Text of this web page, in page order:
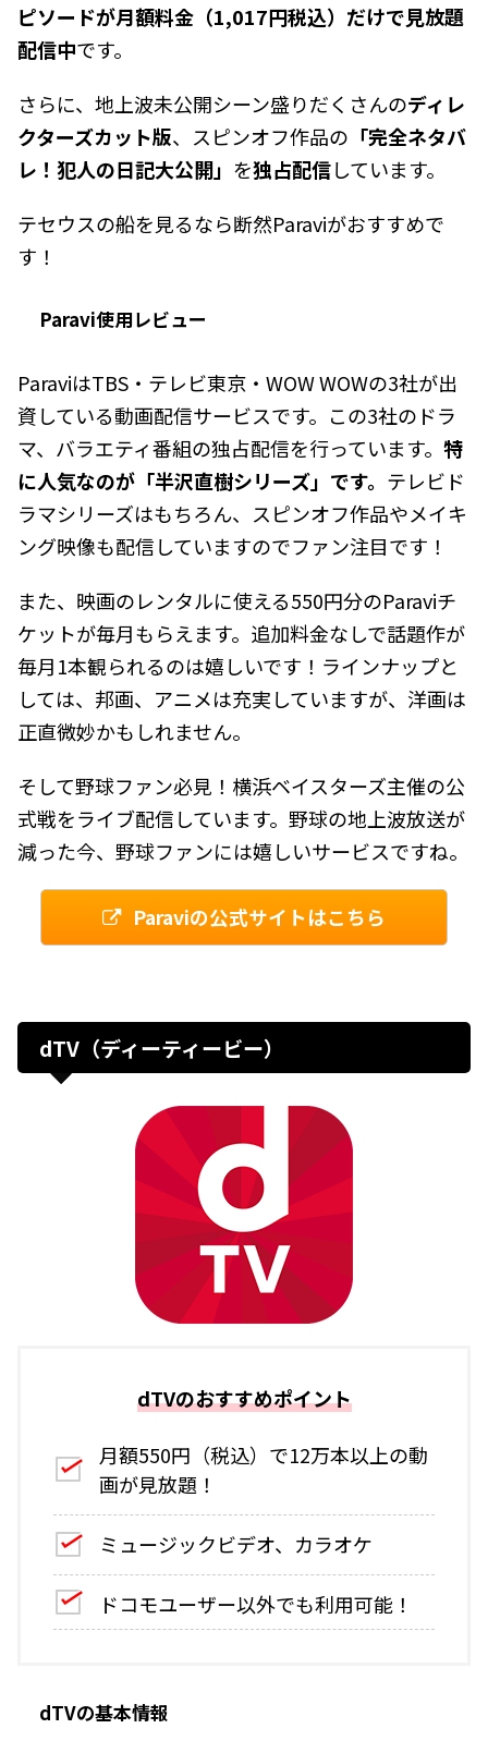
ピソードが月額料金（1,017円税込）だけで見放題
配信中です。
さらに、地上波未公開シーン盛りだくさんのディレ
クターズカット版、スピンオフ作品の 「完全ネタバ
レ！犯人の日記大公開」 を独占配信しています。
テセウスの船を見るなら断然Paraviがおすすめで
す！
Paravi使用レビュー
ParaviはTBS・テレビ東京・WOW WOWの3社が出
資している動画配信サービスです。この3社のドラ
マ、バラエティ番組の独占配信を行っています。 特
に人気なのが「半沢直樹シリーズ」です。 テレビド
ラマシリーズはもちろん、スピンオフ作品やメイキ
ング映像も配信していますのでファン注目です！
また、映画のレンタルに使える550円分のParaviチ
ケットが毎月もらえます。追加料金なしで話題作が
毎月1本観られるのは嬉しいです！ラインナップと
しては、邦画、アニメは充実していますが、洋画は
正直微妙かもしれません。
そして野球ファン必見！横浜ベイスターズ主催の公
式戦をライブ配信しています。野球の地上波放送が
減った今、野球ファンには嬉しいサービスですね。
Paraviの公式サイトはこちら
dTV（ディーティービー）
dTVのおすすめポイント
月額550円（税込）で12万本以上の動
画が見放題！
ミュージックビデオ、カラオケ
ドコモユーザー以外でも利用可能！
dTVの基本情報